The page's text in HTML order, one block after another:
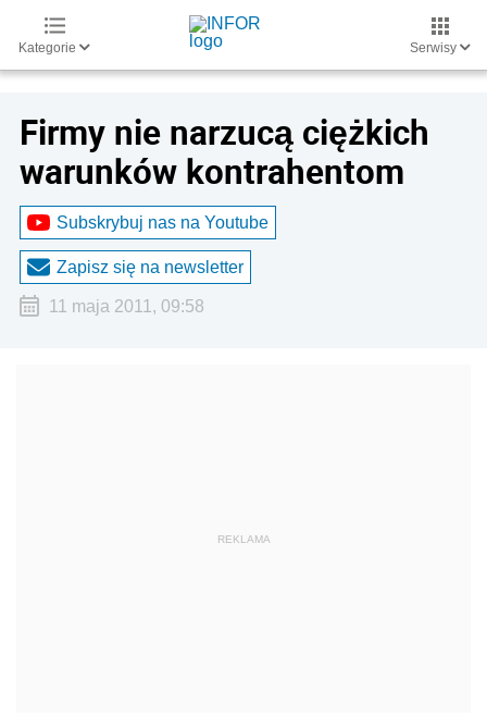
Kategorie Serwisy
Firmy nie narzucą ciężkich
warunków kontrahentom
Subskrybuj nas na Youtube
Zapisz się na newsletter
11 maja 2011, 09:58